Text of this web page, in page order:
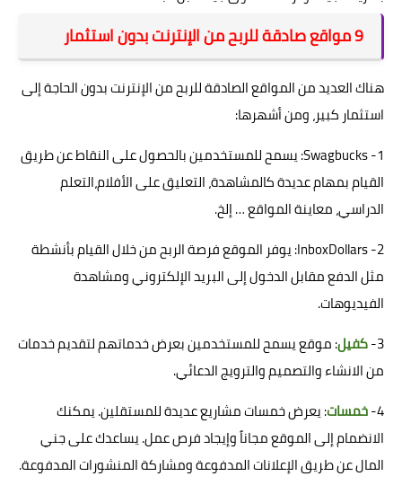
9 مواقع صادقة للربح من الإنترنت بدون استثمار
هناك العديد من المواقع الصادقة للربح من الإنترنت بدون الحاجة إلى
استثمار كبير، ومن أشهرها:
1- Swagbucks: يسمح للمستخدمين بالحصول على النقاط عن طريق
القيام بمهام عديدة كالمشاهدة، التعليق على الأفلام،التعلم
الدراسي، معاينة المواقع … إلخ.
2- InboxDollars: يوفر الموقع فرصة الربح من خلال القيام بأنشطة
مثل الدفع مقابل الدخول إلى البريد الإلكتروني ومشاهدة
الفيديوهات.
3- كفيل: موقع يسمح للمستخدمين بعرض خدماتهم لتقديم خدمات
من الانشاء والتصميم والترويج الدعائي.
4- خمسات: يعرض خمسات مشاريع عديدة للمستقلين. يمكنك
الانضمام إلى الموقع مجاناً وإيجاد فرص عمل. يساعدك على جني
المال عن طريق الإعلانات المدفوعة ومشاركة المنشورات المدفوعة.